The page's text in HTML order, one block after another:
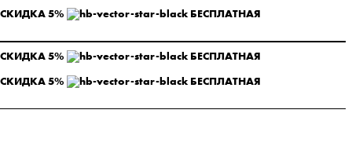
5% БЕСПЛАТНАЯ
5%
БЕСПЛАТНАЯ
5%
БЕСПЛАТНАЯ